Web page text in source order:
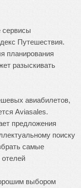
сервисы
Путешествия.
планирования
разыскивать
авиабилетов,
Aviasales.
предложения
поиску
самые
выбором